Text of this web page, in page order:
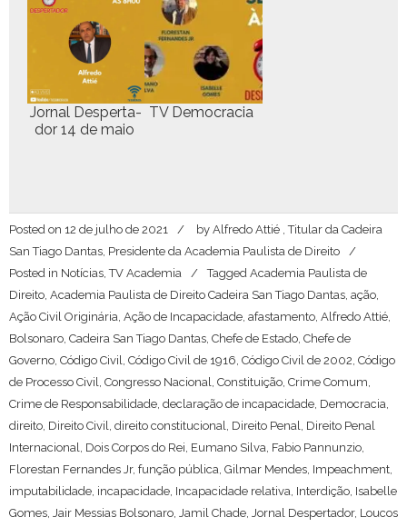
Jor­nal Des­per­ta­
dor 14 de maio
TV Democracia
Posted on 12 de julho de 2021 by Alfredo Attié , Titular da Cadeira
San Tiago Dantas, Presidente da Academia Paulista de Direito
Posted in Notícias,TV Academia Tagged Academia Paulista de
Direito, Academia Paulista de Direito Cadeira San Tiago Dantas, ação,
Ação Civil Originária, Ação de Incapacidade, afastamento, Alfredo Attié,
Bolsonaro, Cadeira San Tiago Dantas, Chefe de Estado, Chefe de
Governo, Código Civil, Código Civil de 1916, Código Civil de 2002, Código
de Processo Civil, Congresso Nacional, Constituição, Crime Comum,
Crime de Responsabilidade, declaração de incapacidade, Democracia,
direito, Direito Civil, direito constitucional, Direito Penal, Direito Penal
Internacional, Dois Corpos do Rei, Eumano Silva, Fabio Pannunzio,
Florestan Fernandes Jr, função pública, Gilmar Mendes, Impeachment,
imputabilidade, incapacidade, Incapacidade relativa, Interdição, Isabelle
Gomes, Jair Messias Bolsonaro, Jamil Chade, Jornal Despertador, Loucos